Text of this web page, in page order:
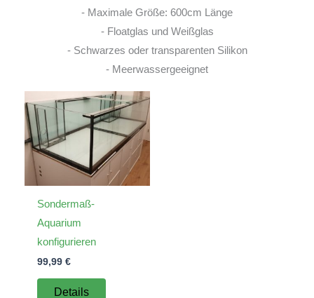
- Maximale Größe: 600cm Länge
- Floatglas und Weißglas
- Schwarzes oder transparenten Silikon
- Meerwassergeeignet
Sondermaß-
Aquarium
konfigurieren
99,99 €
Details